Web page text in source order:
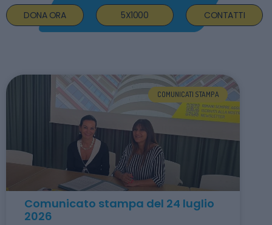
DONA ORA 5X1000 CONTATTI
COMUNICATI STAMPA
Comunicato stampa del 24 luglio
2026